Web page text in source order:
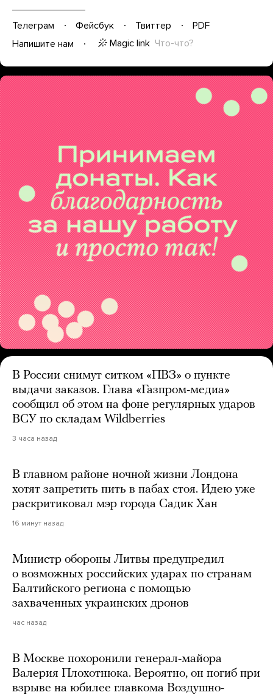
Телеграм Фейсбук Твиттер
PDF
Напишите нам
Magic link Что-что?
В России снимут ситком «ПВЗ» о пункте
выдачи заказов. Глава «Газпром-медиа»
сообщил об этом на фоне регулярных ударов
ВСУ по складам Wildberries
3 часа назад
В главном районе ночной жизни Лондона
хотят запретить пить в пабах стоя. Идею уже
раскритиковал мэр города Садик Хан
16 минут назад
Министр обороны Литвы предупредил
о возможных российских ударах по странам
Балтийского региона с помощью
захваченных украинских дронов
час назад
В Москве похоронили генерал-майора
Валерия Плохотнюка. Вероятно, он погиб при
взрыве на юбилее главкома Воздушно-